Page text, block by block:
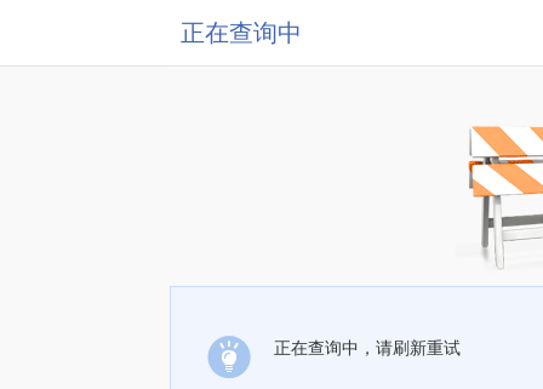
正在查询中
正在查询中，请刷新重试